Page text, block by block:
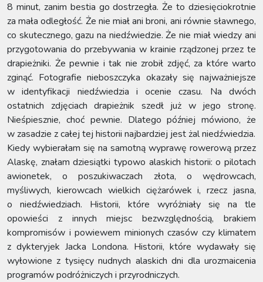
8 minut, zanim bestia go dostrzegła. Że to dziesięciokrotnie
za mała odległość. Że nie miał ani broni, ani równie sławnego,
co skutecznego, gazu na niedźwiedzie. Że nie miał wiedzy ani
przygotowania do przebywania w krainie rządzonej przez te
drapieżniki. Że pewnie i tak nie zrobił zdjęć, za które warto
zginąć. Fotografie nieboszczyka okazały się najważniejsze
w identyfikacji niedźwiedzia i ocenie czasu. Na dwóch
ostatnich zdjęciach drapieżnik szedł już w jego stronę.
Nieśpiesznie, choć pewnie. Dlatego później mówiono, że
w zasadzie z całej tej historii najbardziej jest żal niedźwiedzia.
Kiedy wybierałam się na samotną wyprawę rowerową przez
Alaskę, znałam dziesiątki typowo alaskich historii: o pilotach
awionetek, o poszukiwaczach złota, o wędrowcach,
myśliwych, kierowcach wielkich ciężarówek i, rzecz jasna,
o niedźwiedziach. Historii, które wyróżniały się na tle
opowieści z innych miejsc bezwzględnością, brakiem
kompromisów i powiewem minionych czasów czy klimatem
z dykteryjek Jacka Londona. Historii, które wydawały się
wyłowione z tysięcy nudnych alaskich dni dla urozmaicenia
programów podróżniczych i przyrodniczych.